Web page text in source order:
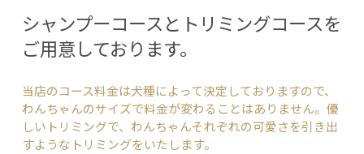
シャンプーコースとトリミングコースを
ご用意しております。
当店のコース料金は犬種によって決定しておりますので、
わんちゃんのサイズで料金が変わることはありません。 優
しいトリミングで、わんちゃんそれぞれの可愛さを引き出
すよ うなトリミングをいたします。